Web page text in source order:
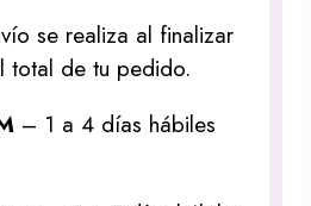
se realiza al finalizar
total de tu pedido.
– 1 a 4 días hábiles